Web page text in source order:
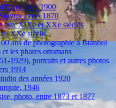
vers 1900
vers 1870
aux XIXe et XXe siècles
XXe siècle
ans de photographie à Istanbul
les phares ottomans
1929), portraits et autres photos
1914
des années 1920
1946
photo, entre 1873 et 1877